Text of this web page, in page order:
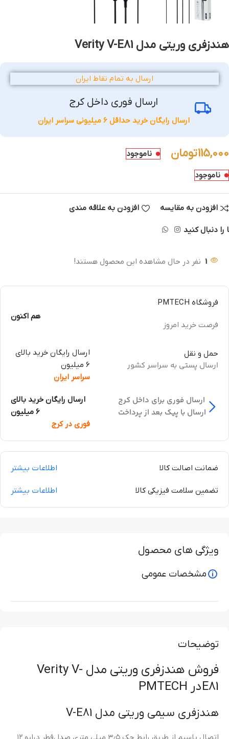
هندزفری وریتی مدل Verity V-E81
ارسال به تمام نقاط ایران
ارسال فوری داخل کرج
ارسال رایگان خرید حداقل 6 میلیونی سراسر ایران
115,000تومان ناموجود
ناموجود
افزودن به مقایسه افزودن به علاقه مندی
را دنبال کنید
1 نفر در حال مشاهده این محصول هستند!
فروشگاه PMTECH
فرصت خرید امروز
هم اکنون
حمل و نقل
ارسال پستی به سراسر کشور
ارسال رایگان خرید بالای
6 میلیون
سراسر ایران
ارسال فوری برای داخل کرج
ارسال با پیک بعد از پرداخت
ارسال رایگان خرید بالای
6 میلیون
فوری در کرج
ضمانت اصالت کالا اطلاعات بیشتر
تضمین سلامت فیزیکی کالا اطلاعات بیشتر
توضیحات
فروش هندزفری وریتی مدل Verity V-
E81 در PMTECH
هندزفری سیمی وریتی مدل V-E81
ویژگی های محصول
مشخصات عمومی